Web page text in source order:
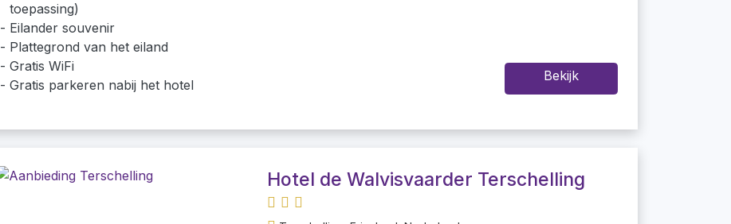
toepassing)
Eilander souvenir
Plattegrond van het eiland
Gratis WiFi
Gratis parkeren nabij het hotel
Bekijk
Hotel de Walvisvaarder Terschelling